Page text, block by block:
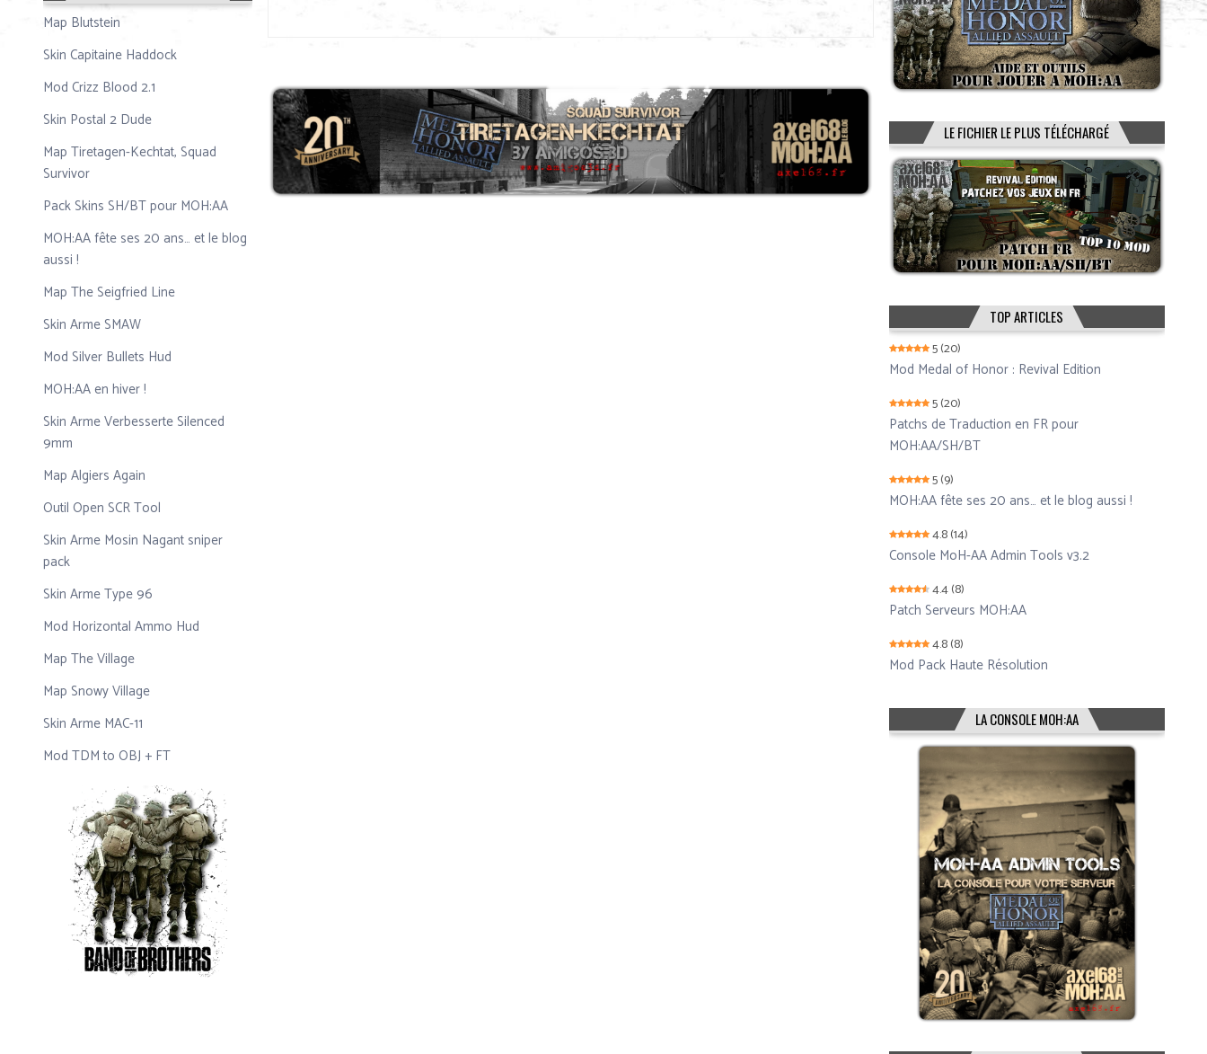
Map Blutstein
Skin Capitaine Haddock
Mod Crizz Blood 2.1
Skin Postal 2 Dude
Map Tiretagen-Kechtat, Squad
Survivor
Pack Skins SH/BT pour MOH:AA
MOH:AA fête ses 20 ans… et le blog
aussi !
Map The Seigfried Line
Skin Arme SMAW
Mod Silver Bullets Hud
MOH:AA en hiver !
Skin Arme Verbesserte Silenced
9mm
Map Algiers Again
Outil Open SCR Tool
Skin Arme Mosin Nagant sniper
pack
Skin Arme Type 96
Mod Horizontal Ammo Hud
Map The Village
Map Snowy Village
Skin Arme MAC-11
Mod TDM to OBJ + FT
LE FICHIER LE PLUS TÉLÉCHARGÉ
TOP ARTICLES
5(20)
Mod Medal of Honor : Revival Edition
5(20)
Patchs de Traduction en FR pour
MOH:AA/SH/BT
5(9)
MOH:AA fête ses 20 ans… et le blog aussi !
4.8(14)
Console MoH-AA Admin Tools v3.2
4.4(8)
Patch Serveurs MOH:AA
4.8(8)
Mod Pack Haute Résolution
LA CONSOLE MOH:AA